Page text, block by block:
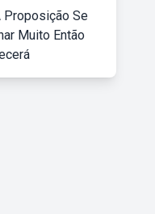
Proposição Se
Muito Então